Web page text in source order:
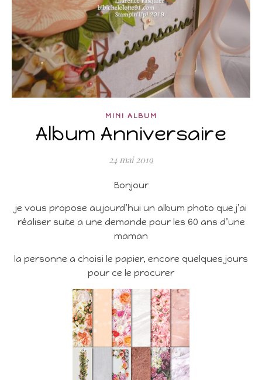
MINI ALBUM
Album Anniversaire
24 mai 2019
Bonjour
je vous propose aujourd’hui un album photo que j’ai
réaliser suite a une demande pour les 60 ans d’une
maman
la personne a choisi le papier, encore quelques jours
pour ce le procurer